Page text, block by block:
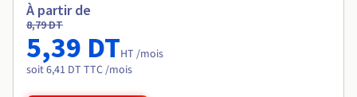
À partir de
8,79 DT
5,39 DTHT /mois
soit 6,41 DT TTC /mois